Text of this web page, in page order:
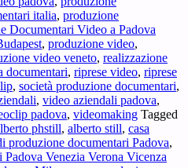
completi
in
Italiano
in
streaming
italia, produzione
Documentari Video a Padova
, produzione video,
video veneto, realizzazione
documentari, riprese video, riprese
, società produzione documentari,
, video aziendali padova,
padova, videomaking Tagged
phstill, alberto still, casa
produzione documentari Padova,
Venezia Verona Vicenza